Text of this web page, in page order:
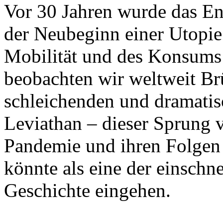
Vor 30 Jahren wurde das
der Neubeginn einer
Mobilität und des
beobachten wir weltweit
schleichenden und
Leviathan – dieser Sprung
Pandemie und ihren
könnte als eine der
Geschichte eingehen.